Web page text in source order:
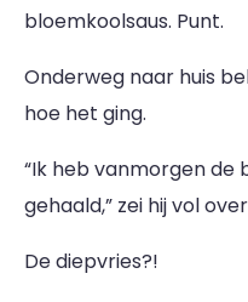
bloemkoolsaus. Punt.
Onderweg naar huis
hoe het ging.
“Ik heb vanmorgen de
gehaald,” zei hij vol
De diepvries?!